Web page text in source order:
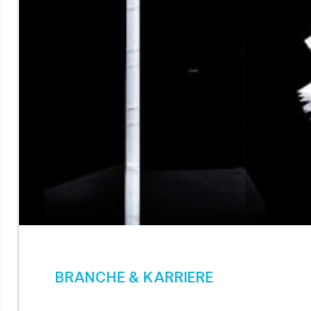
BRANCHE & KARRIERE